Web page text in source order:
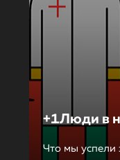
+1Люди в
Что мы успели